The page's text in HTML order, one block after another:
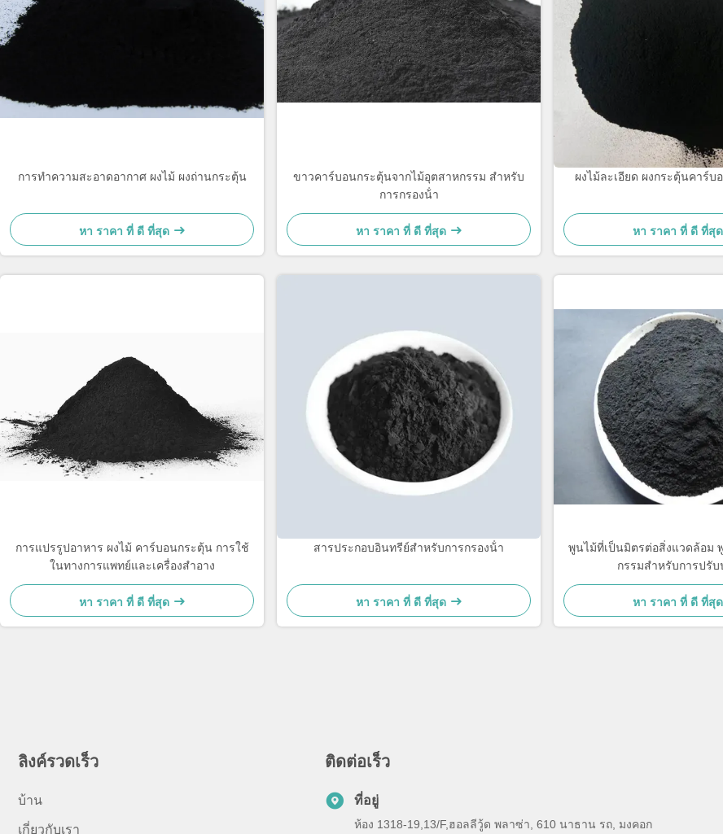
การทําความสะอาดอากาศ ผงไม้ ผงถ่านกระตุ้น
หา ราคา ที่ ดี ที่สุด
ขาวคาร์บอนกระตุ้นจากไม้อุตสาหกรรม สําหรับ
การกรองน้ํา
หา ราคา ที่ ดี ที่สุด
ผงไม้ละเอียด ผงกระตุ้นคาร์
หา ราคา ที่ ดี ที่สุด
การแปรรูปอาหาร ผงไม้ คาร์บอนกระตุ้น การใช้
ในทางการแพทย์และเครื่องสําอาง
หา ราคา ที่ ดี ที่สุด
สารประกอบอินทรีย์สําหรับการกรองน้ํา
หา ราคา ที่ ดี ที่สุด
พูนไม้ที่เป็นมิตรต่อสิ่งแวดล้อม
กรรมสําหรับการปรับ
หา ราคา ที่ ดี ที่สุด
ลิงค์รวดเร็ว
บ้าน
เกี่ยวกับเรา
ติดต่อเร็ว
ที่อยู่
ห้อง 1318-19,13/F,ฮอลลีวู้ด พลาซ่า, 610 นาธาน รถ, มงคอก